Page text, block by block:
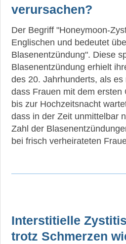
verursachen?
Der Begriff "Honeymoon-
Englischen und bedeutet
Blasenentzündung". Diese
Blasenentzündung erhielt
des 20. Jahrhunderts, als es
dass Frauen mit dem ersten
bis zur Hochzeitsnacht
dass in der Zeit unmittelbar
Zahl der
bei frisch verheirateten
Interstitielle
trotz Schmerzen